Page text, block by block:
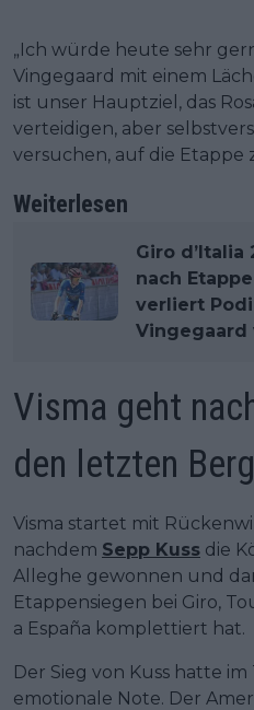
„Ich würde heute sehr
Vingegaard mit einem
ist unser Hauptziel, das
verteidigen, aber
versuchen, auf die Etappe
Weiterlesen
Giro
nach
verliert
Vingegaard
Visma geht
den letzten
Visma startet mit
nachdem Sepp Kuss die
Alleghe gewonnen und
Etappensiegen bei Giro,
a España komplettiert hat.
Der Sieg von Kuss hatte
emotionale Note. Der